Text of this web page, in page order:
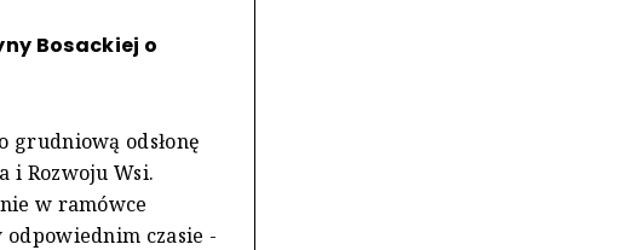
Bosackiej o
grudniową odsłonę
i Rozwoju Wsi.
w ramówce
odpowiednim czasie -